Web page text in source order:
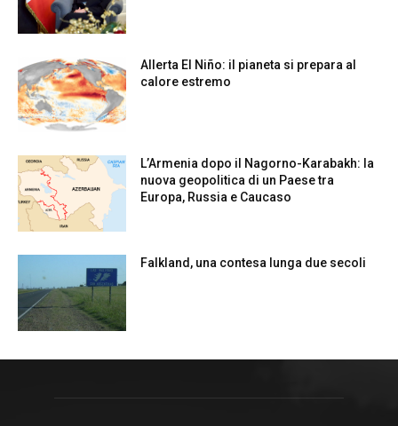
Allerta El Niño: il pianeta si prepara al
calore estremo
L’Armenia dopo il Nagorno-Karabakh: la
nuova geopolitica di un Paese tra
Europa, Russia e Caucaso
Falkland, una contesa lunga due secoli